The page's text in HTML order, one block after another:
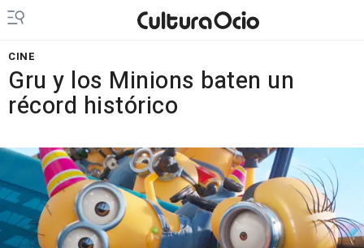
CINE
Gru y los Minions baten un
récord histórico